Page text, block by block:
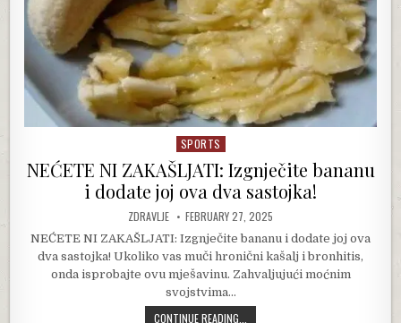
Posted in
SPORTS
NEĆETE NI ZAKAŠLJATI: Izgnječite bananu
i dodate joj ova dva sastojka!
AUTHOR:
ZDRAVLJE PUBLISHED DATE:
FEBRUARY 27, 2025
NEĆETE NI ZAKAŠLJATI: Izgnječite bananu i dodate joj ova
dva sastojka! Ukoliko vas muči hronični kašalj i bronhitis,
onda isprobajte ovu mješavinu. Zahvaljujući moćnim
svojstvima…
CONTINUE READING...